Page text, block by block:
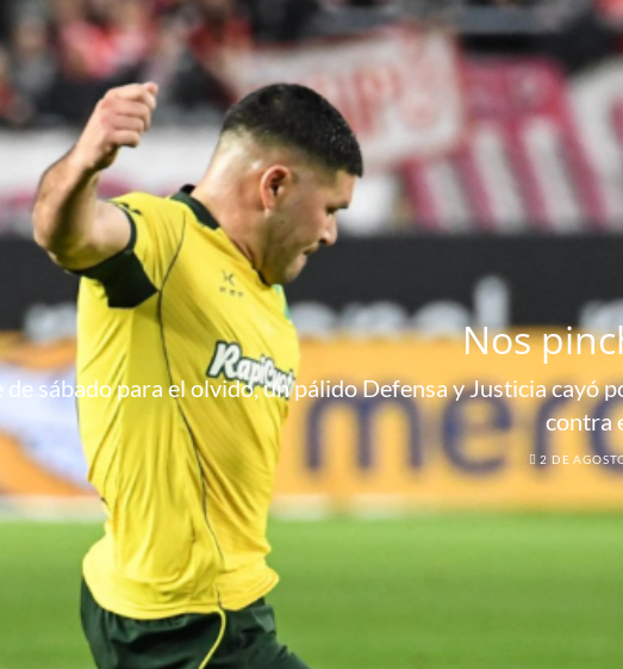
Nos
de sábado para el olvido, un pálido Defensa y Justicia cayó
contra
2 DE